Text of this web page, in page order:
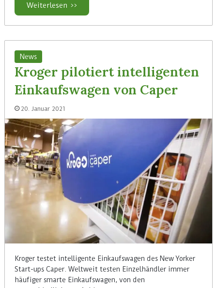
Weiterlesen >>
News
Kroger pilotiert intelligenten
Einkaufswagen von Caper
20. Januar 2021
Kroger testet intelligente Einkaufswagen des New Yorker
Start-ups Caper. Weltweit testen Einzelhändler immer
häufiger smarte Einkaufswagen, von den